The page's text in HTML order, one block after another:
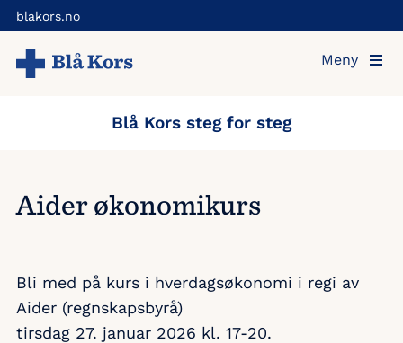
Hopp
til
hovedinnholdet
blakors.no
Meny
Blå Kors steg for steg
Aider økonomikurs
Bli med på kurs i hverdagsøkonomi i regi av
Aider (regnskapsbyrå)
tirsdag 27. januar 2026 kl. 17-20.